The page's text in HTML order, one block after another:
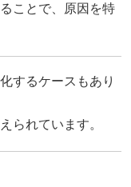
ことで、原因を特
するケースもあり
られています。